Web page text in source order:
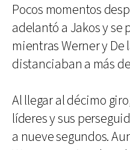
Pocos momentos
adelantó a Jakos y se
mientras Werner y De
distanciaban a más
Al llegar al décimo
líderes y sus
a nueve segundos.